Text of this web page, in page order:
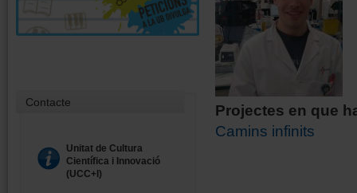
Contacte
Unitat de Cultura
Científica i Innovació
(UCC+I)
Projectes en que
Camins infinits